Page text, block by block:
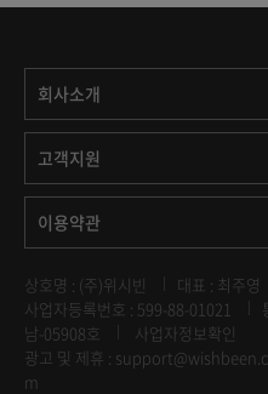
회사소개
고객지원
이용약관
상호명 : (주)위시빈 대표 : 최주영
사업자등록번호 : 599-88-01021
남-05908호
사업자정보확인
광고 및 제휴 :
m